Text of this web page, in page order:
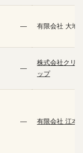
— 有限会社 大地
—
株式会社クリ
ップ
— 有限会社 江本